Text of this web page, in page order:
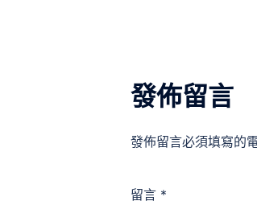
發佈留言
發佈留言必須填寫的
留言 *